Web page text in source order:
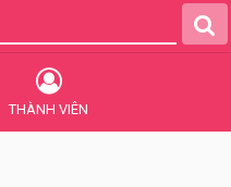
THÀNH VIÊN